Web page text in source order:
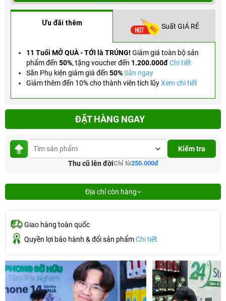
Ưu đãi thêm Suất GIÁ RẺ
11 Tuổi MỞ QUÀ - TỚI là TRÚNG! Giảm giá toàn bộ sản
phẩm đến 50%, tặng voucher đến 1.200.000đChi tiết
Săn Phụ kiện giảm giá đến 50%Săn ngay
Giảm thêm đến 10% cho thành viên tích lũyXem chi tiết
ĐẶT HÀNG NGAY
Kiểm tra
Thu cũ lên đờiChỉ từ250.000đ
Địa chỉ còn hàng
Giao hàng toàn quốc
Quyền lợi bảo hành & đổi sản phẩmChi tiết